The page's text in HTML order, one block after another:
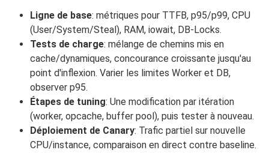
Ligne de base: métriques pour TTFB, p95/p99, CPU
(User/System/Steal), RAM, iowait, DB-Locks.
Tests de charge: mélange de chemins mis en
cache/dynamiques, concourance croissante jusqu'au
point d'inflexion. Varier les limites Worker et DB,
observer p95.
Étapes de tuning: Une modification par itération
(worker, opcache, buffer pool), puis tester à nouveau.
Déploiement de Canary: Trafic partiel sur nouvelle
CPU/instance, comparaison en direct contre baseline.